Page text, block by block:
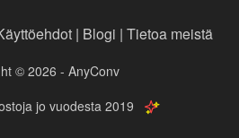
| Blogi | Tietoa meistä
© 2026 - AnyConv
jo vuodesta 2019